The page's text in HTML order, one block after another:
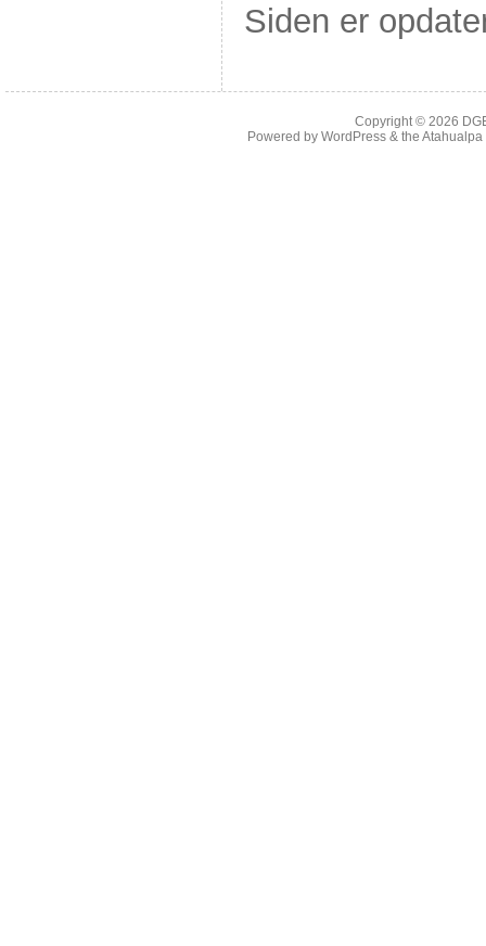
Siden er
Copyright © 2026
Powered by WordPress& the Atahualpa